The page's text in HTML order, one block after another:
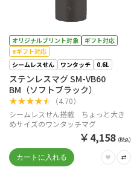
オリジナルプリント対象
ギフト対応
eギフト対応
シームレスせん
ワンタッチ 0.6L
ステンレスマグ SM-VB60
BM（ソフトブラック）
★★★★★ （4.70）
シームレスせん搭載 ちょっと大き
めサイズのワンタッチマグ
￥4,158 (税込)